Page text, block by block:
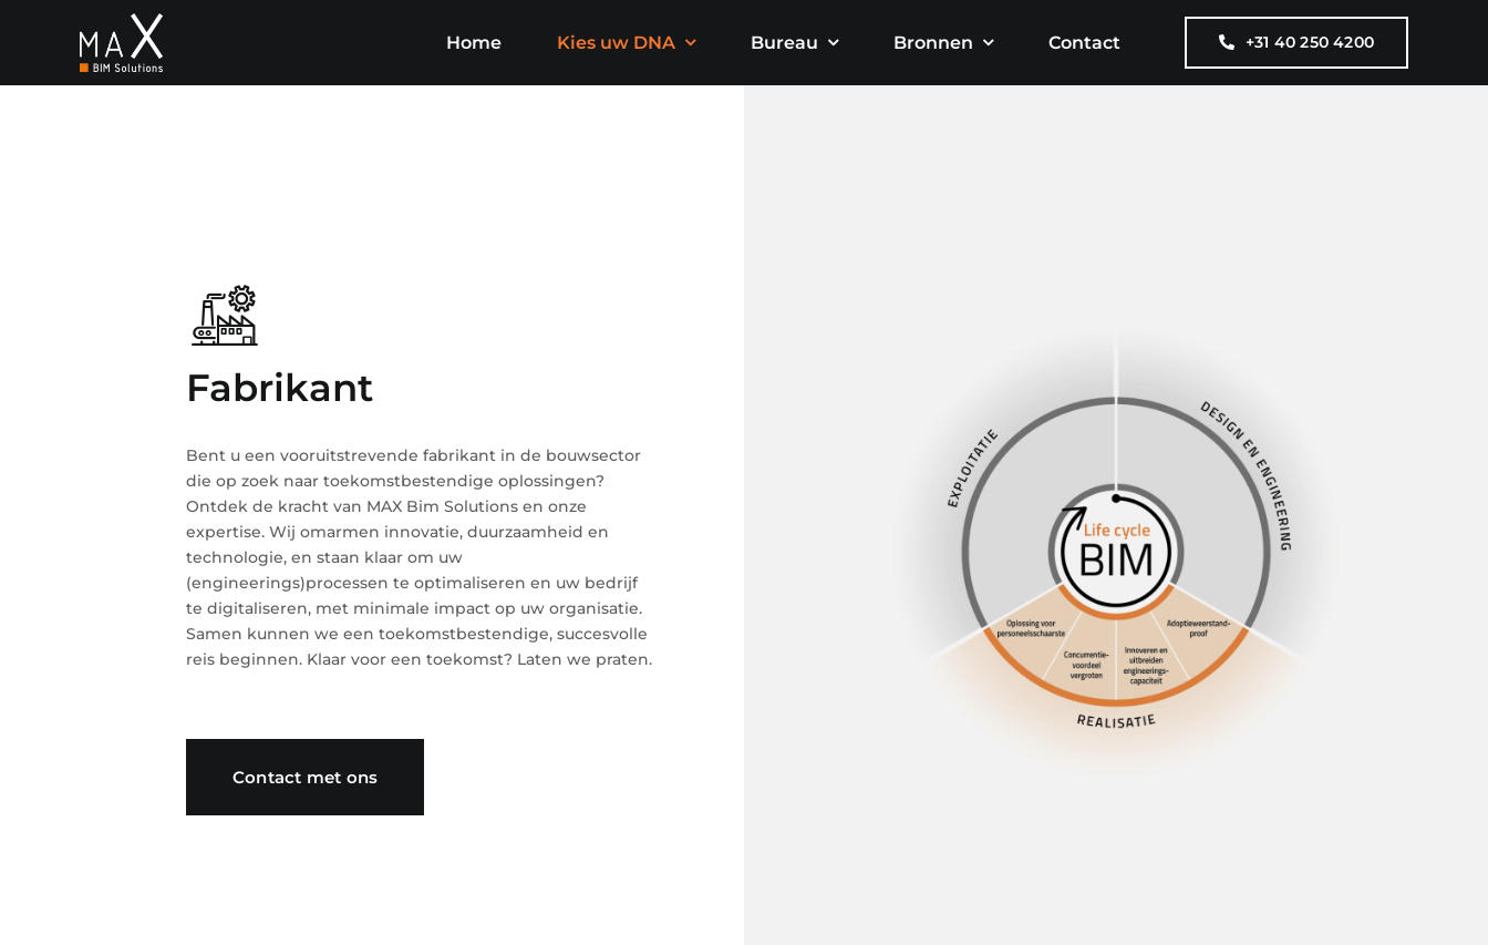
Home Kies uw DNA Bureau Bronnen Contact +31 40 250 4200
Fabrikant
Bent u een vooruitstrevende fabrikant in de bouwsector
die op zoek naar toekomstbestendige oplossingen?
Ontdek de kracht van MAX Bim Solutions en onze
expertise. Wij omarmen innovatie, duurzaamheid en
technologie, en staan klaar om uw
(engineerings)processen te optimaliseren en uw bedrijf
te digitaliseren, met minimale impact op uw organisatie.
Samen kunnen we een toekomstbestendige, succesvolle
reis beginnen. Klaar voor een toekomst? Laten we praten.
Contact met ons